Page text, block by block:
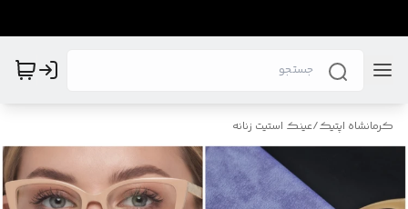
کرمانشاه اپتیک/عینک استیت زنانه